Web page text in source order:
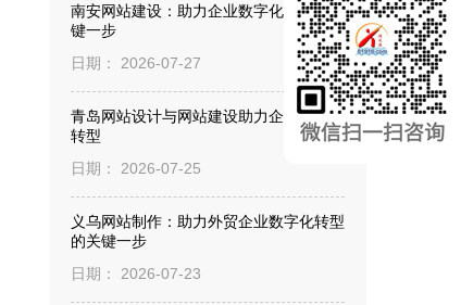
南安网站建设：助力企业数字化转型的关
键一步
日期： 2026-07-27
青岛网站设计与网站建设助力企业数字化
转型
日期： 2026-07-25
义乌网站制作：助力外贸企业数字化转型
的关键一步
日期： 2026-07-23